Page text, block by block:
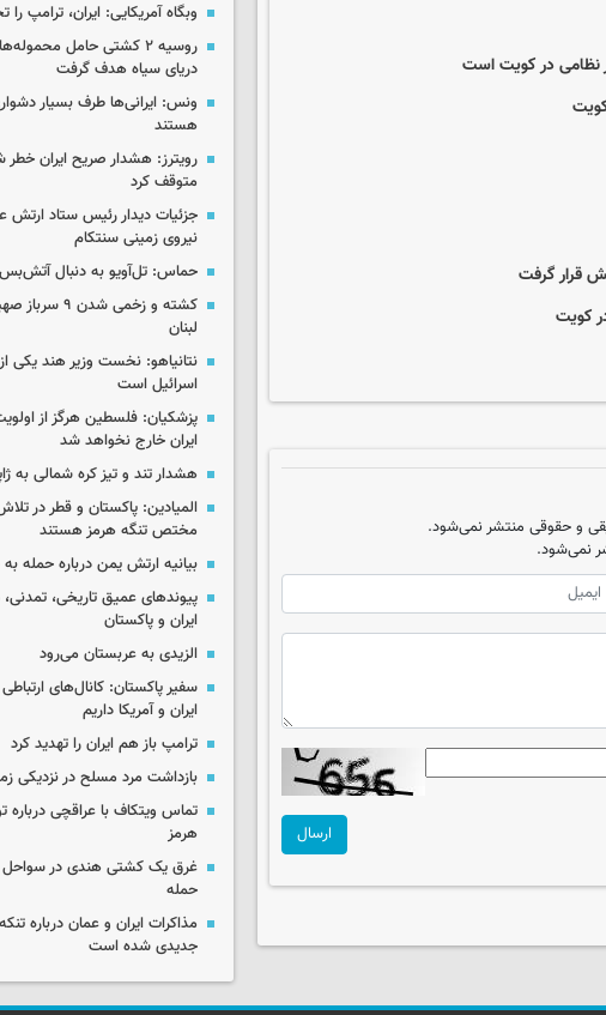
نظامی در کویت است
قرار گرفت
کویت
و حقوقی منتشر نمی‌شود.
نمی‌شود.
ارسال
وبگاه آمریکایی: ایران، ترامپ را
روسیه ۲ کشتی حامل
دریای سیاه هدف گرفت
ونس: ایرانی‌ها طرف بسیار
هستند
رویترز: هشدار صریح ایران
متوقف کرد
جزئیات دیدار رئیس ستاد ارتش
نیروی زمینی سنتکام
حماس: تل‌آویو به دنبال
کشته و زخمی
لبنان
نتانیاهو: نخست وزیر هند یکی
اسرائیل است
پزشکیان: فلسطین هرگز از
ایران خارج نخواهد شد
هشدار تند و تیز کره شمالی به
المیادین: پاکستان و قطر در
مختص تنگه هرمز هستند
بیانیه ارتش یمن درباره حمله
پیوندهای عمیق تاریخی،
ایران و پاکستان
الزیدی به عربستان می‌رود
سفیر پاکستان: کانال‌های
ایران و آمریکا داریم
ترامپ باز هم ایران را تهدید کرد
بازداشت مرد مسلح در نزدیکی
تماس ویتکاف با عراقچی درباره
هرمز
غرق یک کشتی هندی در
حمله
مذاکرات ایران و عمان درباره
جدیدی شده است